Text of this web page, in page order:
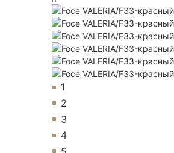
1
2
3
4